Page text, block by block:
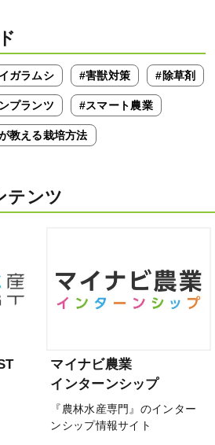
ガラムシ #害獣対策 #除草剤
プランツ #スマート農業
教える栽培方法
テンツ
マイナビ農業
インターンシップ
『農林水産専門』のインター
ンシップ情報サイト